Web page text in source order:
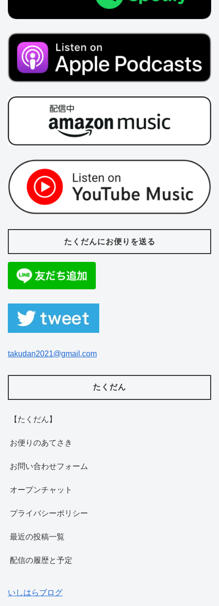
たくだんにお便りを送る
takudan2021@gmail.com
たくだん
【たくだん】
お便りのあてさき
お問い合わせフォーム
オープンチャット
プライバシーポリシー
最近の投稿一覧
配信の履歴と予定
いしはらブログ